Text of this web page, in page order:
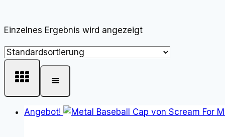
Einzelnes Ergebnis wird angezeigt
Angebot!